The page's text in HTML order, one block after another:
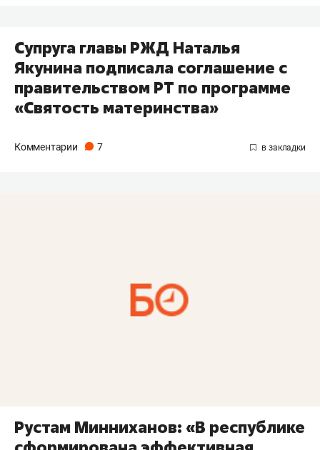
Супруга главы РЖД Наталья
Якунина подписала соглашение с
правительством РТ по программе
«Святость материнства»
Комментарии 7
Рустам Минниханов: «В республике